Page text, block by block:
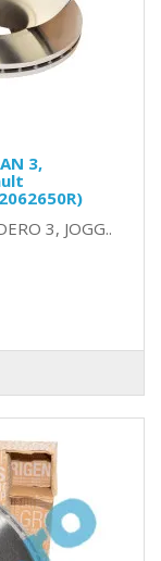
3,
3, JOGG..